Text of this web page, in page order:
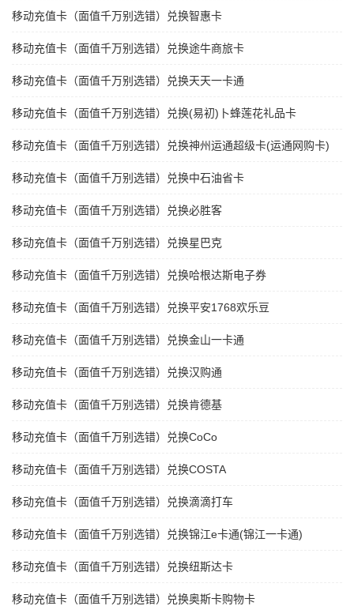
移动充值卡（面值千万别选错）兑换智惠卡
移动充值卡（面值千万别选错）兑换途牛商旅卡
移动充值卡（面值千万别选错）兑换天天一卡通
移动充值卡（面值千万别选错）兑换(易初)卜蜂莲花礼品卡
移动充值卡（面值千万别选错）兑换神州运通超级卡(运通网购卡)
移动充值卡（面值千万别选错）兑换中石油省卡
移动充值卡（面值千万别选错）兑换必胜客
移动充值卡（面值千万别选错）兑换星巴克
移动充值卡（面值千万别选错）兑换哈根达斯电子券
移动充值卡（面值千万别选错）兑换平安1768欢乐豆
移动充值卡（面值千万别选错）兑换金山一卡通
移动充值卡（面值千万别选错）兑换汉购通
移动充值卡（面值千万别选错）兑换肯德基
移动充值卡（面值千万别选错）兑换CoCo
移动充值卡（面值千万别选错）兑换COSTA
移动充值卡（面值千万别选错）兑换滴滴打车
移动充值卡（面值千万别选错）兑换锦江e卡通(锦江一卡通)
移动充值卡（面值千万别选错）兑换纽斯达卡
移动充值卡（面值千万别选错）兑换奥斯卡购物卡